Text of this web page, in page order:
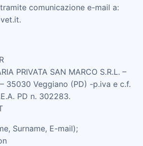
comunicazione e-mail a:
PRIVATA SAN MARCO S.R.L. –
35030 Veggiano (PD) -p.iva e c.f.
PD n. 302283.
Surname, E-mail);